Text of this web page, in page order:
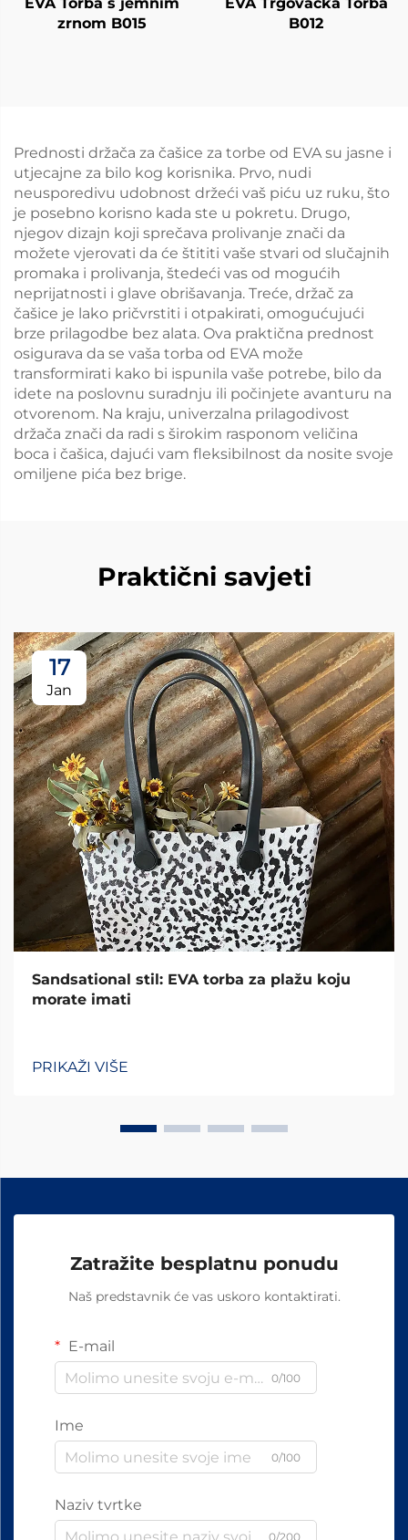
zrnom B015
B012
Prednosti držača za čašice za torbe od EVA su jasne i
utjecajne za bilo kog korisnika. Prvo, nudi
neusporedivu udobnost držeći vaš piću uz ruku, što
je posebno korisno kada ste u pokretu. Drugo,
njegov dizajn koji sprečava prolivanje znači da
možete vjerovati da će štititi vaše stvari od slučajnih
promaka i prolivanja, štedeći vas od mogućih
neprijatnosti i glave obrišavanja. Treće, držač za
čašice je lako pričvrstiti i otpakirati, omogućujući
brze prilagodbe bez alata. Ova praktična prednost
osigurava da se vaša torba od EVA može
transformirati kako bi ispunila vaše potrebe, bilo da
idete na poslovnu suradnju ili počinjete avanturu na
otvorenom. Na kraju, univerzalna prilagodivost
držača znači da radi s širokim rasponom veličina
boca i čašica, dajući vam fleksibilnost da nosite svoje
omiljene pića bez brige.
Praktični savjeti
17
Jan
Sandsational stil: EVA torba za plažu koju
morate imati
PRIKAŽI VIŠE
Zatražite besplatnu ponudu
Naš predstavnik će vas uskoro kontaktirati.
E-mail
0/100
Ime
0/100
Naziv tvrtke
0/200